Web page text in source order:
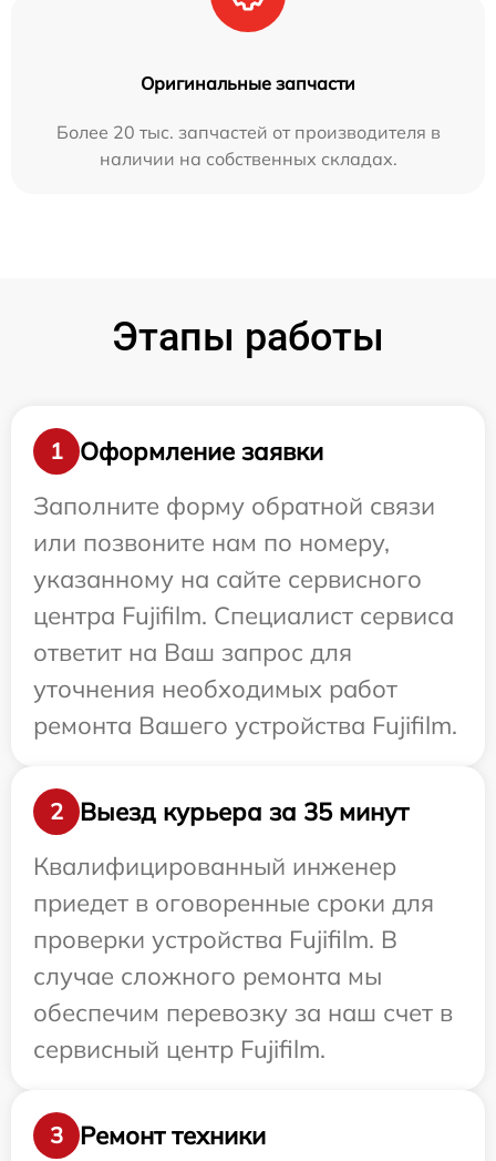
Оригинальные запчасти
Более 20 тыс. запчастей от производителя в
наличии на собственных складах.
Этапы работы
1
Оформление заявки
Заполните форму обратной связи
или позвоните нам по номеру,
указанному на сайте сервисного
центра Fujifilm. Специалист сервиса
ответит на Ваш запрос для
уточнения необходимых работ
ремонта Вашего устройства Fujifilm.
2
Выезд курьера за 35 минут
Квалифицированный инженер
приедет в оговоренные сроки для
проверки устройства Fujifilm. В
случае сложного ремонта мы
обеспечим перевозку за наш счет в
сервисный центр Fujifilm.
3 Ремонт техники